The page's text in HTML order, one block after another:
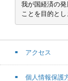
我が国経済の
ことを目的とし
アクセス
個人情報保護